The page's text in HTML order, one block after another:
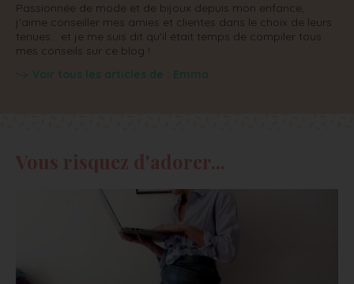
Passionnée de mode et de bijoux depuis mon enfance,
j'aime conseiller mes amies et clientes dans le choix de leurs
tenues... et je me suis dit qu'il était temps de compiler tous
mes conseils sur ce blog !
Voir tous les articles de : Emma